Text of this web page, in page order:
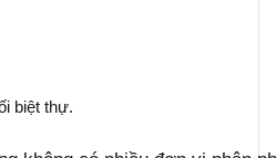
biệt thự.